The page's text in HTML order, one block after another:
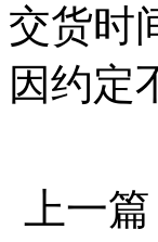
交货时
因约定
上一篇